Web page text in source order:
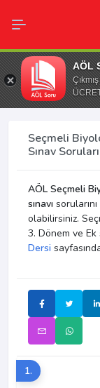
AÖL
Seçmeli
Sınav Soruları
AÖL Seçmeli
sınavı
olabilirsiniz.
3. Dönem ve Ek
Dersi
1.